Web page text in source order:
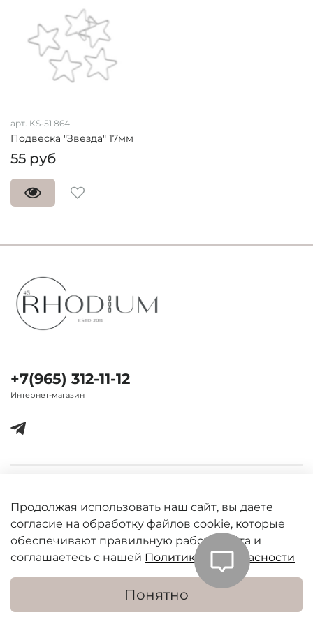
Уведомить о наличии
арт. KS-51 864
Подвеска "Звезда" 17мм
55 руб
+7(965) 312-11-12
Интернет-магазин
Продолжая использовать наш сайт, вы даете
согласие на обработку файлов cookie, которые
обеспечивают правильную работу сайта и
соглашаетесь с нашей Политикой безопасности
Понятно